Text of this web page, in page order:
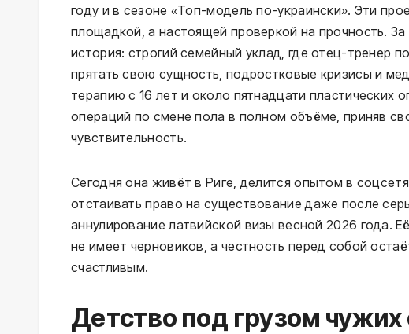
году и в сезоне «Топ-модель по-украински». Эти
площадкой, а настоящей проверкой на прочность.
история: строгий семейный уклад, где отец-тренер
прятать свою сущность, подростковые кризисы и
терапию с 16 лет и около пятнадцати пластических
операций по смене пола в полном объёме, приняв
чувствительность.
Сегодня она живёт в Риге, делится опытом в
отстаивать право на существование даже после
аннулирование латвийской визы весной 2026 года.
не имеет черновиков, а честность перед собой
счастливым.
Детство под грузом